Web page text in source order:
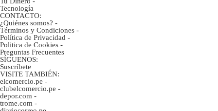
Tecnología
CONTACTO:
¿Quiénes somos? -
Términos y Condiciones -
Política de Privacidad -
Politica de Cookies -
Preguntas Frecuentes
SÍGUENOS:
Suscríbete
VISITE TAMBIÉN:
elcomercio.pe -
clubelcomercio.pe -
depor.com -
trome.com -